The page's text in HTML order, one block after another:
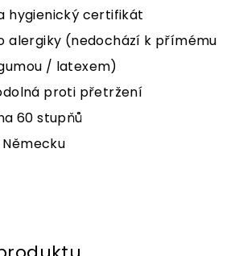
hygienický certifikát
alergiky (nedochází k přímému
/ latexem)
proti přetržení
60 stupňů